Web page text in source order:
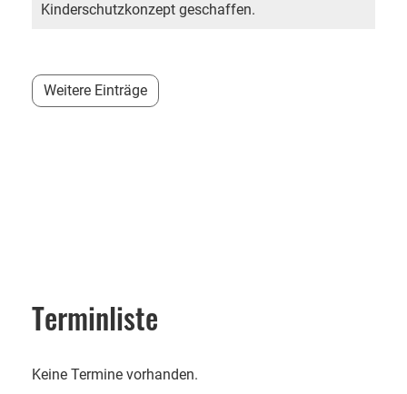
Kinderschutzkonzept geschaffen.
Weitere Einträge
Terminliste
Keine Termine vorhanden.